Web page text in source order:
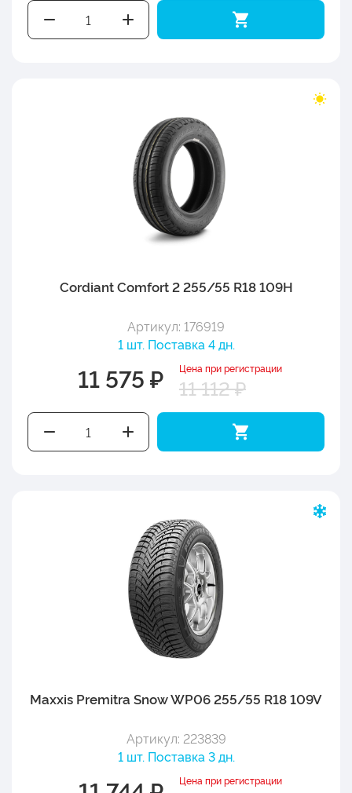
Cordiant Comfort 2 255/55 R18 109H
Артикул: 176919
1 шт. Поставка 4 дн.
11 575 ₽ Цена при регистрации
11 112 ₽
Maxxis Premitra Snow WP06 255/55 R18 109V
Артикул: 223839
1 шт. Поставка 3 дн.
Цена при регистрации